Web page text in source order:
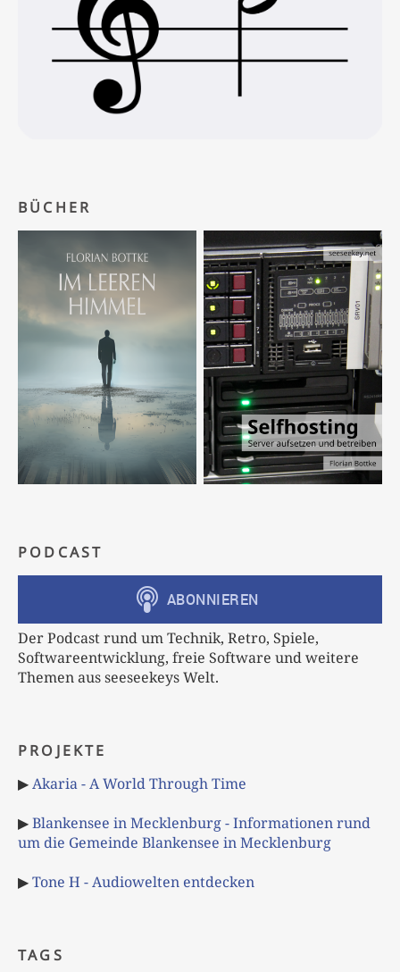
BÜCHER
PODCAST
Der Podcast rund um Technik, Retro, Spiele,
Softwareentwicklung, freie Software und weitere
Themen aus seeseekeys Welt.
PROJEKTE
▶Akaria - A World Through Time
▶Blankensee in Mecklenburg - Informationen rund
um die Gemeinde Blankensee in Mecklenburg
▶Tone H - Audiowelten entdecken
TAGS